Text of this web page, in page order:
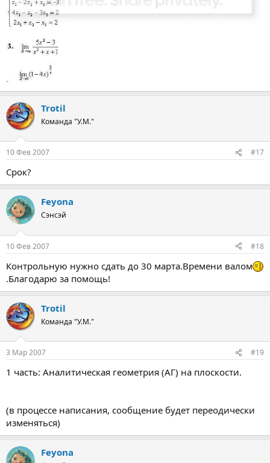
Trotil
Команда "У.М."
10 Фев 2007 #17
Срок?
Feyona
Сэнсэй
10 Фев 2007 #18
Контрольную нужно сдать до 30 марта.Времени валом
.Благодарю за помощь!
Trotil
Команда "У.М."
3 Мар 2007 #19
1 часть: Аналитическая геометрия (АГ) на плоскости.
(в процессе написания, сообщение будет переодически
изменяться)
Feyona